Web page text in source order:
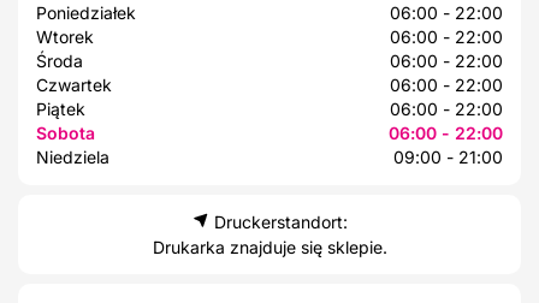
Poniedziałek
06:00 - 22:00
Wtorek
06:00 - 22:00
Środa
06:00 - 22:00
Czwartek
06:00 - 22:00
Piątek
06:00 - 22:00
Sobota
06:00 - 22:00
Niedziela
09:00 - 21:00
Druckerstandort:
Drukarka znajduje się sklepie.